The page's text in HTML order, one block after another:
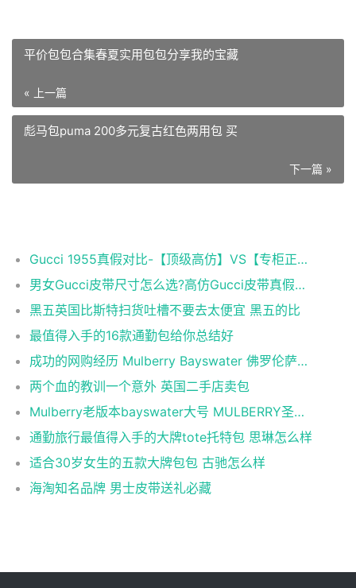
平价包包合集春夏实用包包分享我的宝藏
« 上一篇
彪马包puma 200多元复古红色两用包 买
下一篇 »
Gucci 1955真假对比-【顶级高仿】VS【专柜正品】
男女Gucci皮带尺寸怎么选?高仿Gucci皮带真假对比！
黑五英国比斯特扫货吐槽不要去太便宜 黑五的比
最值得入手的16款通勤包给你总结好
成功的网购经历 Mulberry Bayswater 佛罗伦萨小镇
两个血的教训一个意外 英国二手店卖包
Mulberry老版本bayswater大号 MULBERRY圣乔瓦尼广场店
通勤旅行最值得入手的大牌tote托特包 思琳怎么样
适合30岁女生的五款大牌包包 古驰怎么样
海淘知名品牌 男士皮带送礼必藏